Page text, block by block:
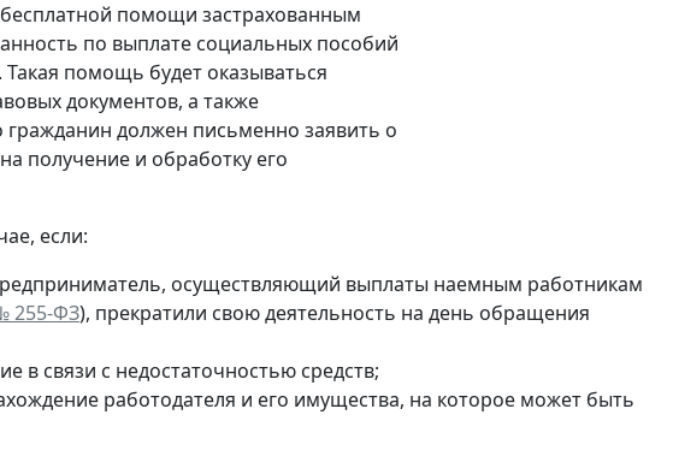
помощи застрахованным
по выплате социальных пособий
Такая помощь будет оказываться
документов, а также
гражданин должен письменно заявить о
получение и обработку его
если:
осуществляющий выплаты наемным работникам
255-ФЗ), прекратили свою деятельность на день обращения
в связи с недостаточностью средств;
работодателя и его имущества, на которое может быть